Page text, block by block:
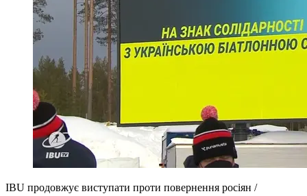
IBU продовжує виступати проти повернення росіян /